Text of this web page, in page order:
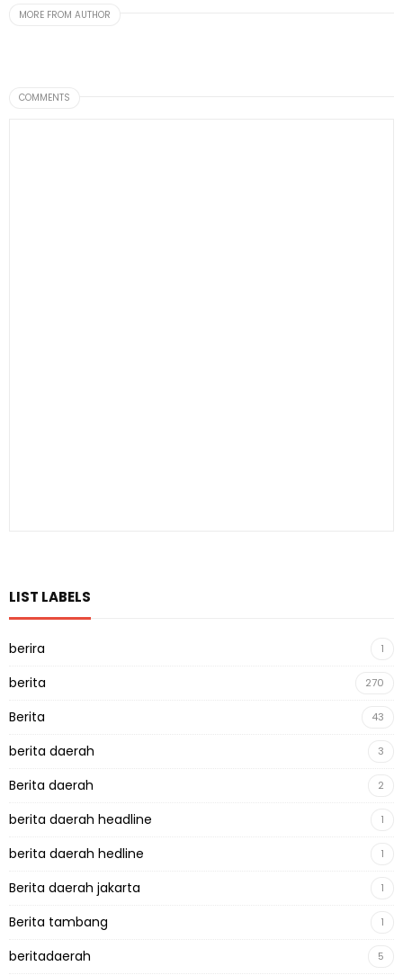
MORE FROM AUTHOR
COMMENTS
LIST LABELS
berira 1
berita 270
Berita 43
berita daerah 3
Berita daerah 2
berita daerah headline 1
berita daerah hedline 1
Berita daerah jakarta 1
Berita tambang 1
beritadaerah 5